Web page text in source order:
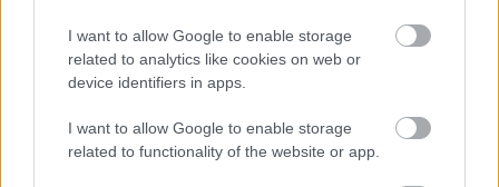
I want to allow Google to enable storage
related to analytics like cookies on web or
device identifiers in apps.
I want to allow Google to enable storage
related to functionality of the website or app.